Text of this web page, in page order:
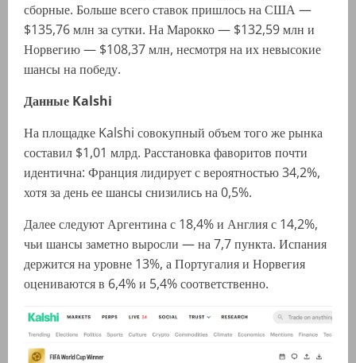
сборные. Больше всего ставок пришлось на США —
$135,76 млн за сутки. На Марокко — $132,59 млн и
Норвегию — $108,37 млн, несмотря на их невысокие
шансы на победу.
Данные Kalshi
На площадке Kalshi совокупный объем того же рынка
составил $1,01 млрд. Расстановка фаворитов почти
идентична: Франция лидирует с вероятностью 34,2%,
хотя за день ее шансы снизились на 0,5%.
Далее следуют Аргентина с 18,4% и Англия с 14,2%,
чьи шансы заметно выросли — на 7,7 пункта. Испания
держится на уровне 13%, а Португалия и Норвегия
оцениваются в 6,4% и 5,4% соответственно.